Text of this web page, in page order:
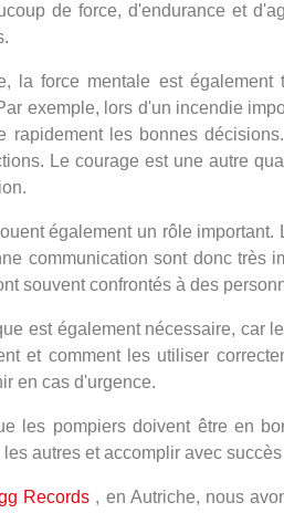
de force, d'endurance et
la force mentale est
exemple, lors d'un incendie
rapidement les bonnes
Le courage est une autre
également un rôle
communication sont donc très
souvent confrontés à des
est également nécessaire, car
et comment les utiliser
en cas d'urgence.
les pompiers doivent être en
autres et accomplir avec
Records , en Autriche, nous